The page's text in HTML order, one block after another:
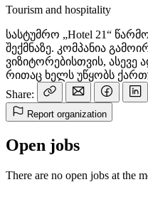
Tourism and hospitality
სასტუმრო „Hotel 21“
შექმნაზე. კომპანია
ვიზიტორებისთვის, ასევე
რითაც ხელს უწყობს
Share:
Report organization
Open jobs
There are no open jobs at the